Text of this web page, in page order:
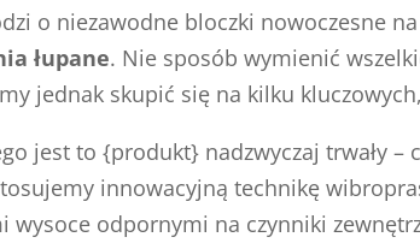
o niezawodne bloczki nowoczesne
łupane. Nie sposób wymienić
jednak skupić się na kilku
jest to {produkt} nadzwyczaj trwały
innowacyjną technikę
wysoce odpornymi na czynniki